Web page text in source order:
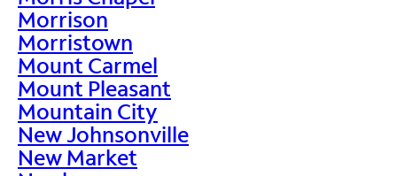
Morrison
Morristown
Mount Carmel
Mount Pleasant
Mountain City
New Johnsonville
New Market